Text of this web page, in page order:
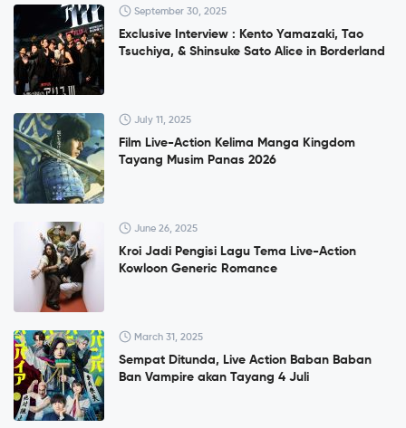
September 30, 2025
Exclusive Interview : Kento Yamazaki, Tao
Tsuchiya, & Shinsuke Sato Alice in Borderland
July 11, 2025
Film Live-Action Kelima Manga Kingdom
Tayang Musim Panas 2026
June 26, 2025
Kroi Jadi Pengisi Lagu Tema Live-Action
Kowloon Generic Romance
March 31, 2025
Sempat Ditunda, Live Action Baban Baban
Ban Vampire akan Tayang 4 Juli